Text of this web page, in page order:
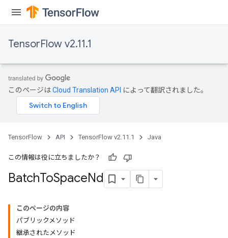
TensorFlow v2.11.1
このページはCloud Translation API によって翻訳されました。
TensorFlow API TensorFlow v2.11.1 Java
この情報は役に立ちましたか？
BatchToSpaceNd
このページの内容
パブリックメソッド
継承されたメソッド